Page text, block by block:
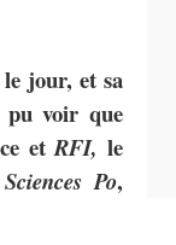
jour, et sa
pu voir que
etRFI, le
Sciences Po,